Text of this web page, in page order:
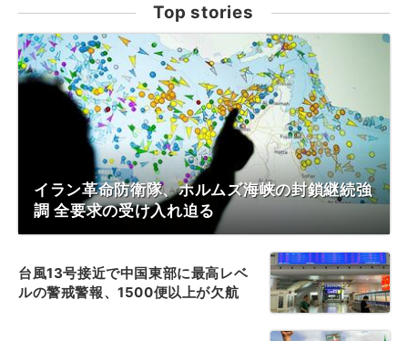
Top stories
イラン革命防衛隊、ホルムズ海峡の封鎖継続強
調 全要求の受け入れ迫る
台風13号接近で中国東部に最高レベ
ルの警戒警報、1500便以上が欠航